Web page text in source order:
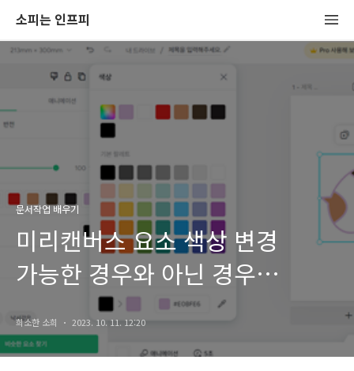
소피는 인프피
문서작업 배우기
미리캔버스 요소 색상 변경
가능한 경우와 아닌 경우
확인하기
희소한 소희 2023. 10. 11. 12:20